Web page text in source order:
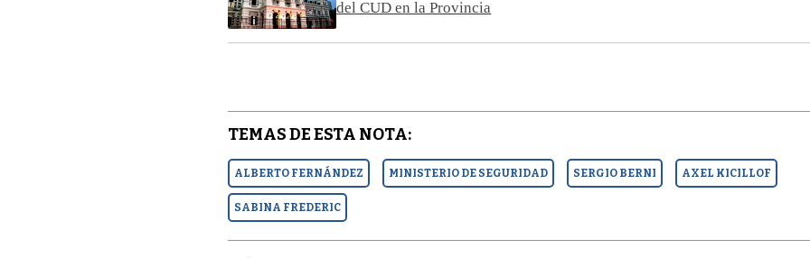
del CUD en la Provincia
TEMAS DE ESTA NOTA:
ALBERTO FERNÁNDEZ MINISTERIO DE SEGURIDAD SERGIO BERNI AXEL KICILLOF
SABINA FREDERIC